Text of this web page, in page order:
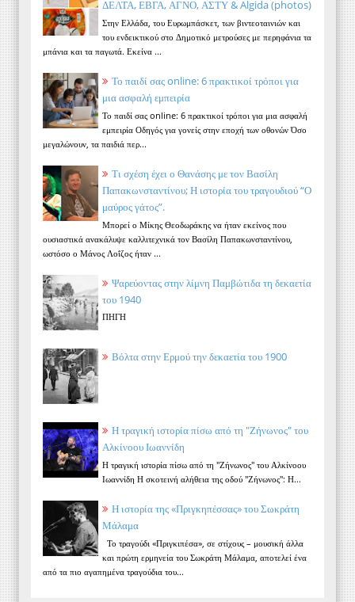
ΔΕΛΤΑ, ΕΒΓΑ, ΑΓΝΟ, ΑΣΤΥ & Algida (photos)
Στην Ελλάδα, του Ευρωμπάσκετ, των βιντεοταινιών και
του ενδεικτικού στο Δημοτικό μετρούσες με περηφάνια τα
μπάνια και τα παγωτά. Εκείνα ...
Το παιδί σας online: 6 πρακτικοί τρόποι για
μια ασφαλή εμπειρία
Το παιδί σας online: 6 πρακτικοί τρόποι για μια ασφαλή
εμπειρία Οδηγός για γονείς στην εποχή των οθονών Όσο
μεγαλώνουν, τα παιδιά περ...
Τι σχέση έχει ο Θανάσης με τον Βασίλη
Παπακωνσταντίνου; Η ιστορία του τραγουδιού “Ο
μαύρος γάτος”.
Μπορεί ο Μίκης Θεοδωράκης να ήταν εκείνος που
ουσιαστικά ανακάλυψε καλλιτεχνικά τον Βασίλη Παπακωνσταντίνου,
ωστόσο ο Μάνος Λοΐζος ήταν ...
Ψαρεύοντας στην λίμνη Παμβώτιδα τη δεκαετία
του 1940
ΠΗΓΗ
Βόλτα στην Ερμού την δεκαετία του 1900
Η τραγική ιστορία πίσω από τη "Ζήνωνος" του
Αλκίνοου Ιωαννίδη
Η τραγική ιστορία πίσω από τη "Ζήνωνος" του Αλκίνοου
Ιωαννίδη Η σκοτεινή αλήθεια της οδού "Ζήνωνος": Η...
Η ιστορία της «Πριγκηπέσσας» του Σωκράτη
Μάλαμα
Το τραγούδι «Πριγκιπέσα», σε στίχους – μουσική άλλα
και πρώτη ερμηνεία του Σωκράτη Μάλαμα, αποτελεί ένα
από τα πιο αγαπημένα τραγούδια του...